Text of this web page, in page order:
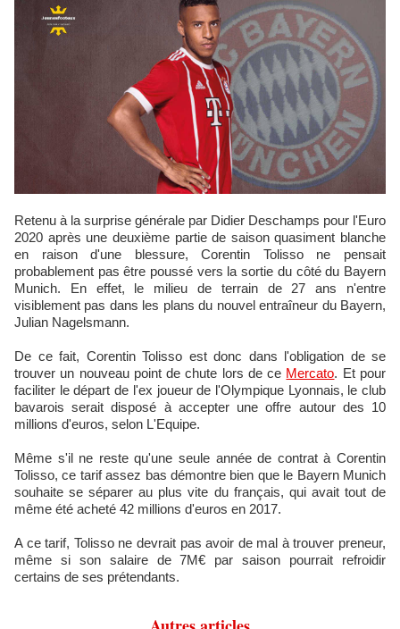
Retenu à la surprise générale par Didier Deschamps pour l'Euro
2020 après une deuxième partie de saison quasiment blanche
en raison d'une blessure, Corentin Tolisso ne pensait
probablement pas être poussé vers la sortie du côté du Bayern
Munich. En effet, le milieu de terrain de 27 ans n'entre
visiblement pas dans les plans du nouvel entraîneur du Bayern,
Julian Nagelsmann.
De ce fait, Corentin Tolisso est donc dans l'obligation de se
trouver un nouveau point de chute lors de ce Mercato. Et pour
faciliter le départ de l'ex joueur de l'Olympique Lyonnais, le club
bavarois serait disposé à accepter une offre autour des 10
millions d'euros, selon L'Equipe.
Même s'il ne reste qu'une seule année de contrat à Corentin
Tolisso, ce tarif assez bas démontre bien que le Bayern Munich
souhaite se séparer au plus vite du français, qui avait tout de
même été acheté 42 millions d'euros en 2017.
A ce tarif, Tolisso ne devrait pas avoir de mal à trouver preneur,
même si son salaire de 7M€ par saison pourrait refroidir
certains de ses prétendants.